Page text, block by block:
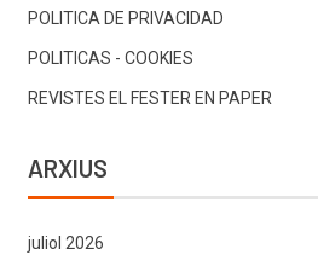
POLITICA DE PRIVACIDAD
POLITICAS - COOKIES
REVISTES EL FESTER EN PAPER
ARXIUS
juliol 2026